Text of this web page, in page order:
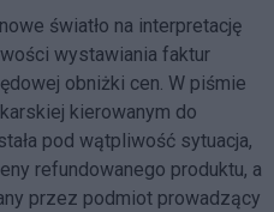
światło na interpretację
wystawiania faktur
obniżki cen. W piśmie
kierowanym do
pod wątpliwość sytuacja,
refundowanego produktu, a
przez podmiot prowadzący